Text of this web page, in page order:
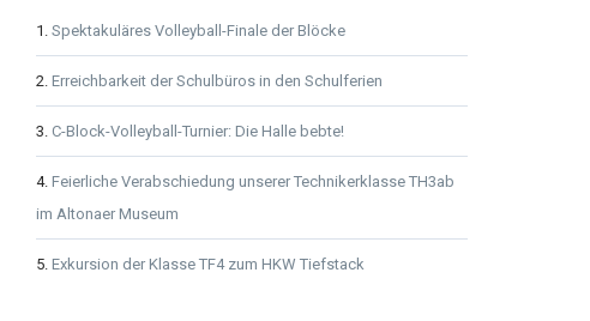
Spektakuläres Volleyball-Finale der Blöcke
Erreichbarkeit der Schulbüros in den Schulferien
C-Block-Volleyball-Turnier: Die Halle bebte!
Feierliche Verabschiedung unserer Technikerklasse TH3ab
im Altonaer Museum
Exkursion der Klasse TF4 zum HKW Tiefstack